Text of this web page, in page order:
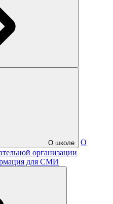
О школе
О
организации
для СМИ